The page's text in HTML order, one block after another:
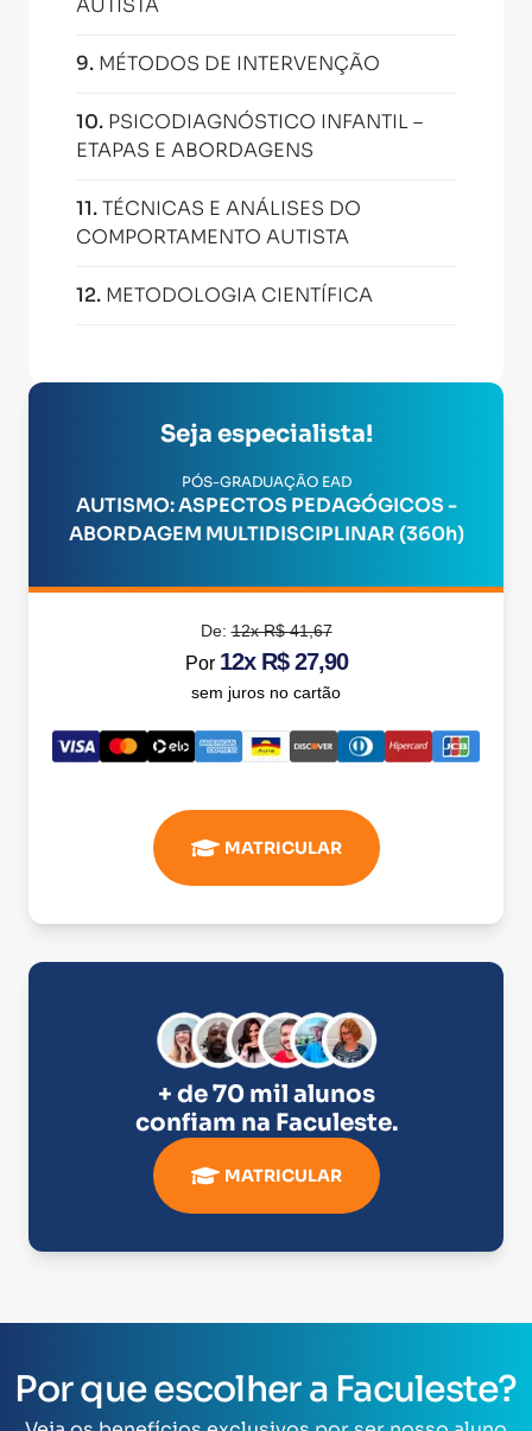
AUTISTA
9. MÉTODOS DE INTERVENÇÃO
10. PSICODIAGNÓSTICO INFANTIL –
ETAPAS E ABORDAGENS
11.TÉCNICAS E ANÁLISES DO
COMPORTAMENTO AUTISTA
12. METODOLOGIA CIENTÍFICA
Seja especialista!
PÓS-GRADUAÇÃO EAD
AUTISMO: ASPECTOS PEDAGÓGICOS -
ABORDAGEM MULTIDISCIPLINAR (360h)
De:12x R$ 41,67
Por 12x R$ 27,90
sem juros no cartão
MATRICULAR
+ de 70 mil alunos
confiam na Faculeste.
MATRICULAR
Por que escolher a Faculeste?